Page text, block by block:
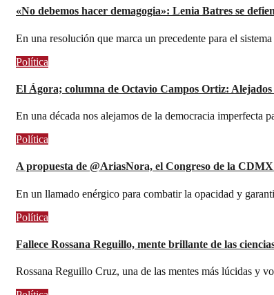
«No debemos hacer demagogia»: Lenia Batres se
En una resolución que marca un precedente para el
Política
El Ágora; columna de Octavio Campos Ortiz:
En una década nos alejamos de la democracia imperfecta
Política
A propuesta de @AriasNora, el Congreso de la
En un llamado enérgico para combatir la opacidad y
Política
Fallece Rossana Reguillo, mente brillante de las
Rossana Reguillo Cruz, una de las mentes más lúcidas y